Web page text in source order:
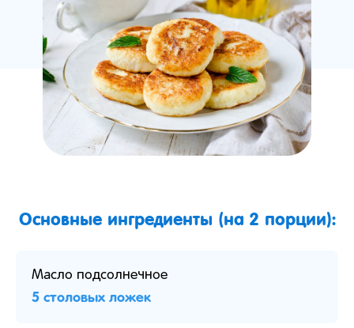
Основные ингредиенты (на 2 порции):
Масло подсолнечное
5 столовых ложек